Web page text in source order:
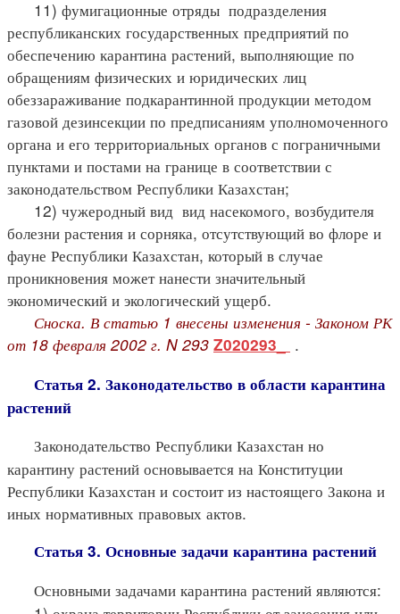
11) фумигационные отряды подразделения
республиканских государственных предприятий по
обеспечению карантина растений, выполняющие по
обращениям физических и юридических лиц
обеззараживание подкарантинной продукции методом
газовой дезинсекции по предписаниям уполномоченного
органа и его территориальных органов с пограничными
пунктами и постами на границе в соответствии с
законодательством Республики Казахстан;
12) чужеродный вид вид насекомого, возбудителя
болезни растения и сорняка, отсутствующий во флоре и
фауне Республики Казахстан, который в случае
проникновения может нанести значительный
экономический и экологический ущерб.
Сноска. В статью 1 внесены изменения - Законом РК
от 18 февраля 2002 г. N 293 Z020293_ .
Статья 2. Законодательство в области карантина
растений
Законодательство Республики Казахстан но
карантину растений основывается на Конституции
Республики Казахстан и состоит из настоящего Закона и
иных нормативных правовых актов.
Статья 3. Основные задачи карантина растений
Основными задачами карантина растений являются: